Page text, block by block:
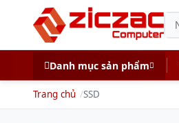
Danh mục sản phẩm
Trang chủ SSD